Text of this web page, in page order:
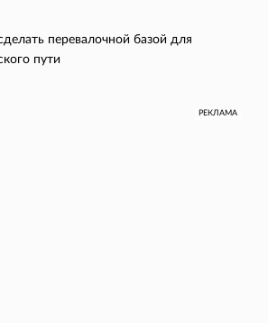
перевалочной базой для
пути
РЕКЛАМА